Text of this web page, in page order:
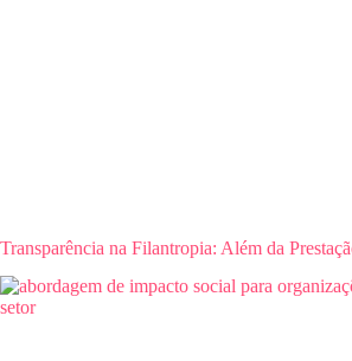
Transparência na Filantropia: Além da